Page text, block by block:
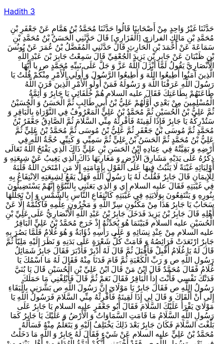
Hadith 3
حَدَّثَنَا غَيْرُ وَاحِدٍ مِنْ أَصْحَابِنَا قَالُوا حَدَّثَنَا مُحَمَّدُ بْنُ هَمَّامٍ عَنْ جَعْفَرِ بْنِ
مُحَمَّدِ بْنِ مَالِكٍ الفرازي [الْفَزَارِيِ‌] قَالَ حَدَّثَنِي الْحَسَنُ بْنُ مُحَمَّدِ بْنِ
سَمَاعَةَ عَنْ أَحْمَدَ بْنِ الْحَارِثِ قَالَ حَدَّثَنِي الْمُفَضَّلُ بْنُ عُمَرَ عَنْ يُونُسَ
بْنِ ظَبْيَانَ عَنْ جَابِرِ بْنِ يَزِيدَ الْجُعْفِيِّ قَالَ سَمِعْتُ جَابِرَ بْنَ عَبْدِ اللَّهِ
الْأَنْصَارِيَّ يَقُولُ‌ لَمَّا أَنْزَلَ اللَّهُ عَزَّ وَ جَلَّ عَلَى نَبِيِّهِ مُحَمَّدٍ ص‌ يا أَيُّهَا
الَّذِينَ آمَنُوا أَطِيعُوا اللَّهَ وَ أَطِيعُوا الرَّسُولَ وَ أُولِي الْأَمْرِ مِنْكُمْ‌ قُلْتُ يَا
رَسُولَ اللَّهِ عَرَفْنَا اللَّهَ وَ رَسُولَهُ فَمَنْ أُولُو الْأَمْرِ الَّذِينَ قَرَنَ اللَّهُ
طَاعَتَهُمْ بِطَاعَتِكَ فَقَالَ عليه السلام هُمْ خُلَفَائِي يَا جَابِرُ وَ أَئِمَّةُ
الْمُسْلِمِينَ مِنْ بَعْدِي أَوَّلُهُمْ عَلِيُّ بْنُ أَبِي طَالِبٍ ثُمَّ الْحَسَنُ وَ الْحُسَيْنُ
ثُمَّ عَلِيُّ بْنُ الْحُسَيْنِ ثُمَّ مُحَمَّدُ بْنُ عَلِيٍّ الْمَعْرُوفُ فِي التَّوْرَاةِ بِالْبَاقِرِ وَ
سَتُدْرِكُهُ يَا جَابِرُ فَإِذَا لَقِيتَهُ فَأَقْرِئْهُ مِنِّي السَّلَامَ ثُمَّ الصَّادِقُ جَعْفَرُ بْنُ
مُحَمَّدٍ ثُمَّ مُوسَى بْنُ جَعْفَرٍ ثُمَّ عَلِيُّ بْنُ مُوسَى ثُمَّ مُحَمَّدُ بْنُ عَلِيٍّ ثُمَّ
عَلِيُّ بْنُ مُحَمَّدٍ ثُمَّ الْحَسَنُ بْنُ عَلِيٍّ ثُمَّ سَمِيِّي وَ كَنِيِّي حُجَّةُ اللَّهِ فِي
أَرْضِهِ وَ بَقِيَّتُهُ فِي عِبَادِهِ ابْنُ الْحَسَنِ بْنِ عَلِيٍّ ذَاكَ الَّذِي يَفْتَحُ اللَّهُ تَعَالَى
ذِكْرُهُ عَلَى يَدَيْهِ مَشَارِقَ الْأَرْضِ وَ مَغَارِبَهَا ذَاكَ الَّذِي يَغِيبُ عَنْ شِيعَتِهِ وَ
أَوْلِيَائِهِ غَيْبَةً لَا يَثْبُتُ فِيهَا عَلَى الْقَوْلِ بِإِمَامَتِهِ إِلَّا مَنِ امْتَحَنَ اللَّهُ قَلْبَهُ
لِلْإِيمَانِ قَالَ جَابِرٌ فَقُلْتُ لَهُ يَا رَسُولَ اللَّهِ فَهَلْ يَقَعُ لِشِيعَتِهِ الِانْتِفَاعُ بِهِ
فِي غَيْبَتِهِ فَقَالَ عليه السلام إِي وَ الَّذِي بَعَثَنِي بِالنُّبُوَّةِ إِنَّهُمْ يَسْتَضِيئُونَ
بِنُورِهِ وَ يَنْتَفِعُونَ بِوَلَايَتِهِ فِي غَيْبَتِهِ كَانْتِفَاعِ النَّاسِ بِالشَّمْسِ وَ إِنْ تَجَلَّلَهَا
سَحَابٌ يَا جَابِرُ هَذَا مِنْ مَكْنُونِ سِرِّ اللَّهِ وَ مَخْزُونِ عِلْمِهِ فَاكْتُمْهُ إِلَّا عَنْ
أَهْلِهِ قَالَ جَابِرُ بْنُ يَزِيدَ فَدَخَلَ جَابِرُ بْنُ عَبْدِ اللَّهِ الْأَنْصَارِيُّ عَلَى عَلِيِّ بْنِ
الْحُسَيْنِ عليه السلام فَبَيْنَمَا هُوَ يُحَدِّثُهُ إِذْ خَرَجَ مُحَمَّدُ بْنُ عَلِيٍّ الْبَاقِرُ
عليه السلام مِنْ عِنْدِ نِسَائِهِ وَ عَلَى رَأْسِهِ ذُؤَابَةٌ وَ هُوَ غُلَامٌ فَلَمَّا بَصُرَ بِهِ
جَابِرٌ ارْتَعَدَتْ فَرَائِصُهُ وَ قَامَتْ كُلُّ شَعْرَةٍ عَلَى بَدَنِهِ وَ نَظَرَ إِلَيْهِ مَلِيّاً ثُمَّ
قَالَ لَهُ يَا غُلَامُ أَقْبِلْ فَأَقْبَلَ ثُمَّ قَالَ لَهُ أَدْبِرْ فَأَدْبَرَ فَقَالَ جَابِرُ شَمَائِلُ
رَسُولِ اللَّهِ ص وَ رَبِّ الْكَعْبَةِ ثُمَّ قَامَ فَدَنَا مِنْهُ فَقَالَ لَهُ مَا اسْمُكَ يَا
غُلَامُ فَقَالَ مُحَمَّدٌ قَالَ ابْنُ مَنْ قَالَ ابْنُ عَلِيِّ بْنِ الْحُسَيْنِ قَالَ يَا بُنَيَّ
فَدَتْكَ نَفْسِي فَأَنْتَ إِذاً الْبَاقِرُ فَقَالَ نَعَمْ ثُمَّ قَالَ فَأَبْلِغْنِي مَا حَمَلَكَ
رَسُولُ اللَّهِ ص فَقَالَ جَابِرٌ يَا مَوْلَايَ إِنَّ رَسُولَ اللَّهِ ص بَشَّرَنِي بِالْبَقَاءِ
إِلَى أَنْ أَلْقَاكَ وَ قَالَ لِي إِذَا لَقِيتَهُ فَأَقْرِئْهُ مِنِّي السَّلَامَ فَرَسُولُ اللَّهِ يَا
مَوْلَايَ يَقْرَأُ عَلَيْكَ السَّلَامَ فَقَالَ أَبُو جَعْفَرٍ عليه السلام يَا جَابِرُ عَلَى
رَسُولِ اللَّهِ السَّلَامُ مَا قَامَتِ السَّمَاوَاتُ وَ الْأَرْضُ وَ عَلَيْكَ يَا جَابِرُ كَمَا
بَلَّغْتَ السَّلَامَ فَكَانَ جَابِرٌ بَعْدَ ذَلِكَ يَخْتَلِفُ إِلَيْهِ وَ يَتَعَلَّمُ مِنْهُ فَسَأَلَهُ
مُحَمَّدُ بْنُ عَلِيٍّ عليه السلام عَنْ شَيْ‌ءٍ فَقَالَ لَهُ جَابِرٌ وَ اللَّهِ مَا دَخَلْتُ